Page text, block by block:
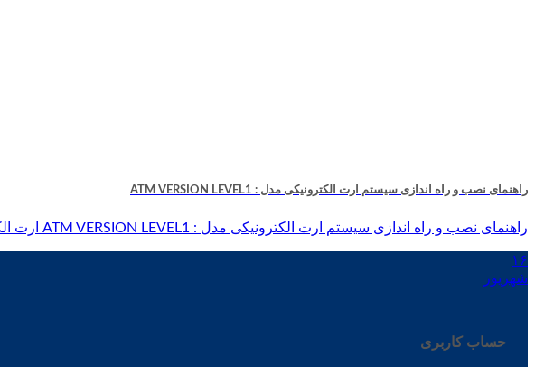
راهنمای نصب و راه اندازی سیستم ارت الکترونیکی مدل : ATM VERSION LEVEL1
راهنمای نصب و راه اندازی سیستم ارت الکترونیکی مدل : ATM VERSION LEVEL1 ارت الکترونیکی [...]
۱۶
شهریور
حساب کاربری